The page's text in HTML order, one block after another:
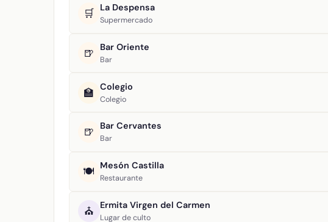
🛒 La Despensa
Supermercado
🍺 Bar Oriente
Bar
🏫 Colegio
Colegio
🍺 Bar Cervantes
Bar
🍽️ Mesón Castilla
Restaurante
⛪ Ermita Virgen del Carmen
Lugar de culto